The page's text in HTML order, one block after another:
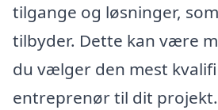
tilgange og løsninger,
tilbyder. Dette kan være
du vælger den mest
entreprenør til dit projekt.